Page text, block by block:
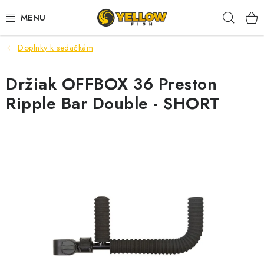
na
NOVINKY 2026
LETNÉ ZĽAVY
HALDORADO
Doplnky k sedačkám
Držiak OFFBOX 36 Preston
Ripple Bar Double - SHORT